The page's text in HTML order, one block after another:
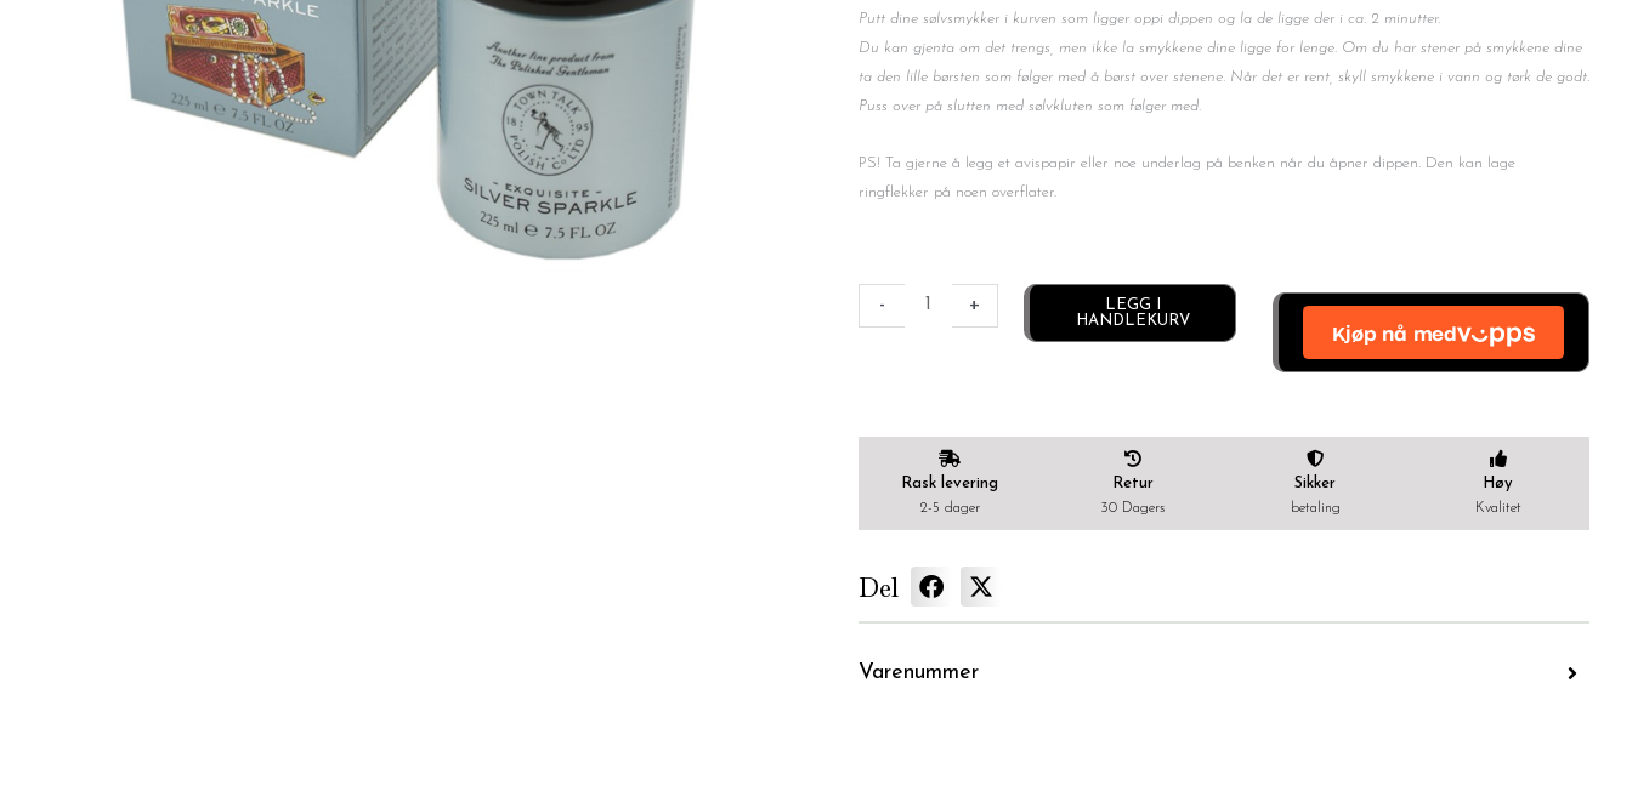
Putt dine sølvsmykker i kurven som ligger oppi dippen og la de ligge der i ca. 2 minutter.
Du kan gjenta om det trengs, men ikke la smykkene dine ligge for lenge. Om du har stener på smykkene dine
ta den lille børsten som følger med å børst over stenene. Når det er rent, skyll smykkene i vann og tørk de godt.
Puss over på slutten med sølvkluten som følger med.
PS! Ta gjerne å legg et avispapir eller noe underlag på benken når du åpner dippen. Den kan lage
ringflekker på noen overflater.
-
smykker
+
LEGG I
HANDLEKURV
Alternative:
Rask levering
2-5 dager
Retur
30 Dagers
Sikker
betaling
Høy
Kvalitet
Del
Varenummer